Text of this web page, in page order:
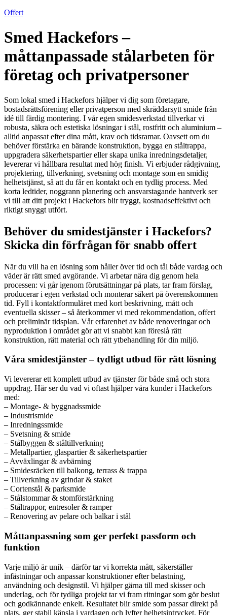
Offert
Smed Hackefors –
måttanpassade stålarbeten för
företag och privatpersoner
Som lokal smed i Hackefors hjälper vi dig som företagare,
bostadsrättsförening eller privatperson med skräddarsytt smide från
idé till färdig montering. I vår egen smidesverkstad tillverkar vi
robusta, säkra och estetiska lösningar i stål, rostfritt och aluminium –
alltid anpassat efter dina mått, krav och tidsramar. Oavsett om du
behöver förstärka en bärande konstruktion, bygga en ståltrappa,
uppgradera säkerhetspartier eller skapa unika inredningsdetaljer,
levererar vi hållbara resultat med hög finish. Vi erbjuder rådgivning,
projektering, tillverkning, svetsning och montage som en smidig
helhetstjänst, så att du får en kontakt och en tydlig process. Med
korta ledtider, noggrann planering och ansvarstagande hantverk ser
vi till att ditt projekt i Hackefors blir tryggt, kostnadseffektivt och
riktigt snyggt utfört.
Behöver du smidestjänster i Hackefors?
Skicka din förfrågan för snabb offert
När du vill ha en lösning som håller över tid och tål både vardag och
väder är rätt smed avgörande. Vi arbetar nära dig genom hela
processen: vi går igenom förutsättningar på plats, tar fram förslag,
producerar i egen verkstad och monterar säkert på överenskommen
tid. Fyll i kontaktformuläret med kort beskrivning, mått och
eventuella skisser – så återkommer vi med rekommendation, offert
och preliminär tidsplan. Vår erfarenhet av både renoveringar och
nyproduktion i området gör att vi snabbt kan föreslå rätt
konstruktion, rätt material och rätt ytbehandling för din miljö.
Våra smidestjänster – tydligt utbud för rätt lösning
Vi levererar ett komplett utbud av tjänster för både små och stora
uppdrag. Här ser du vad vi oftast hjälper våra kunder i Hackefors
med:
– Montage- & byggnadssmide
– Industrismide
– Inredningssmide
– Svetsning & smide
– Stålbyggen & ståltillverkning
– Metallpartier, glaspartier & säkerhetspartier
– Avväxlingar & avbärning
– Smidesräcken till balkong, terrass & trappa
– Tillverkning av grindar & staket
– Cortenstål & parksmide
– Stålstommar & stomförstärkning
– Ståltrappor, entresoler & ramper
– Renovering av pelare och balkar i stål
Måttanpassning som ger perfekt passform och
funktion
Varje miljö är unik – därför tar vi korrekta mått, säkerställer
infästningar och anpassar konstruktioner efter belastning,
användning och designstil. Vi hjälper gärna till med skisser och
underlag, och för tydliga projekt tar vi fram ritningar som gör beslut
och godkännande enkelt. Resultatet blir smide som passar direkt på
plats, ger stabil känsla i vardagen och lyfter helhetsintrycket. För